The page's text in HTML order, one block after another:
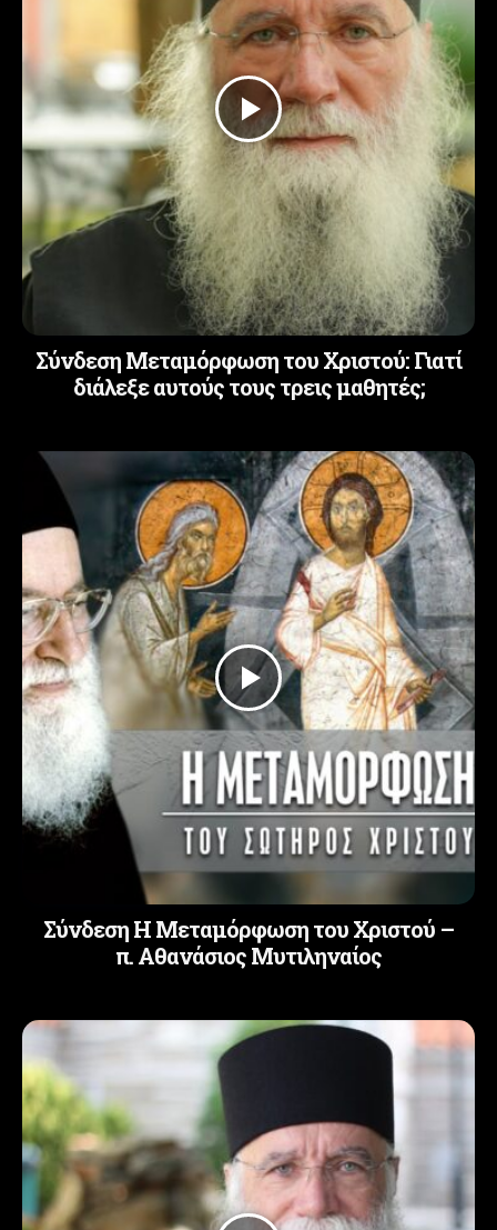
Σύνδεση Μεταμόρφωση του Χριστού: Γιατί
διάλεξε αυτούς τους τρεις μαθητές;
Σύνδεση Η Μεταμόρφωση του Χριστού –
π. Αθανάσιος Μυτιληναίος